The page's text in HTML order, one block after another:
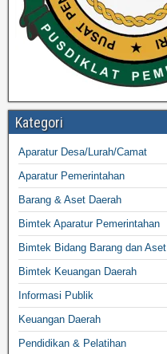
Kategori
Aparatur Desa/Lurah/Camat
Aparatur Pemerintahan
Barang & Aset Daerah
Bimtek Aparatur Pemerintahan
Bimtek Bidang Barang dan Aset
Bimtek Keuangan Daerah
Informasi Publik
Keuangan Daerah
Pendidikan & Pelatihan